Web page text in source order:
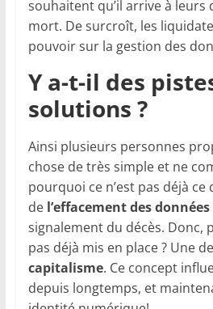
souhaitent qu’il arrive à leurs
mort. De surcroît, les
pouvoir sur la gestion des
Y a-t-il des
solutions ?
Ainsi plusieurs personnes
chose de très simple et ne
pourquoi ce n’est pas déjà ce
de l’effacement des données
signalement du décès. Donc,
pas déjà mis en place ? Une
capitalisme. Ce concept
depuis longtemps, et